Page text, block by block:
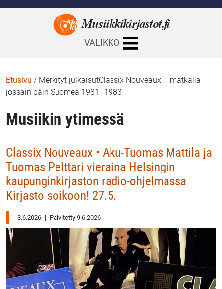
Musiikkikirjastot.fi
VALIKKO
Etusivu / Merkityt julkaisutClassix Nouveaux – matkalla
jossain päin Suomea 1981–1983
Musiikin ytimessä
Classix Nouveaux • Aku-Tuomas Mattila ja
Tuomas Pelttari vieraina Helsingin
kaupunginkirjaston radio-ohjelmassa
Kirjasto soikoon! 27.5.
3.6.2026 | Päivitetty 9.6.2026